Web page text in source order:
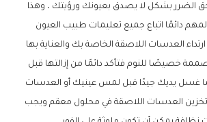
الضرر بشكل لا يصدق بعيونك ورؤيتك ، وهذا
دائمًا اتباع جميع تعليمات طبيب العيون
العدسات اللاصقة الخاصة بك والعناية بها
خصيصًا للنوم فتأكد دائمًا من إزالتها قبل
غسل يديك جيدًا قبل لمس عينيك أو العدسات
تخزين العدسات اللاصقة في محلول معقم ويجب